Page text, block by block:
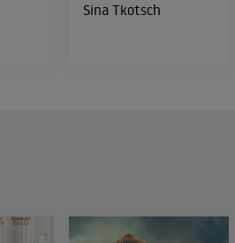
Sina Tkotsch